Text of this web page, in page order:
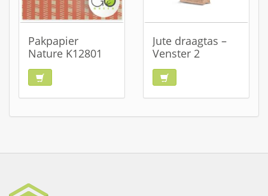
Pakpapier
Nature K12801
Jute draagtas –
Venster 2